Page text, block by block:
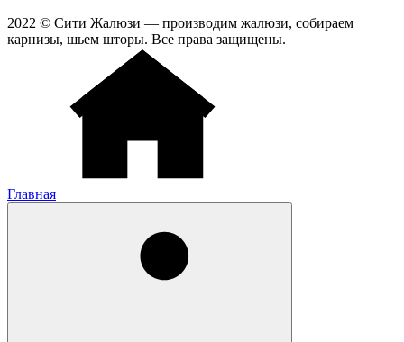
2022 © Сити Жалюзи — производим жалюзи, собираем
карнизы, шьем шторы. Все права защищены.
Главная